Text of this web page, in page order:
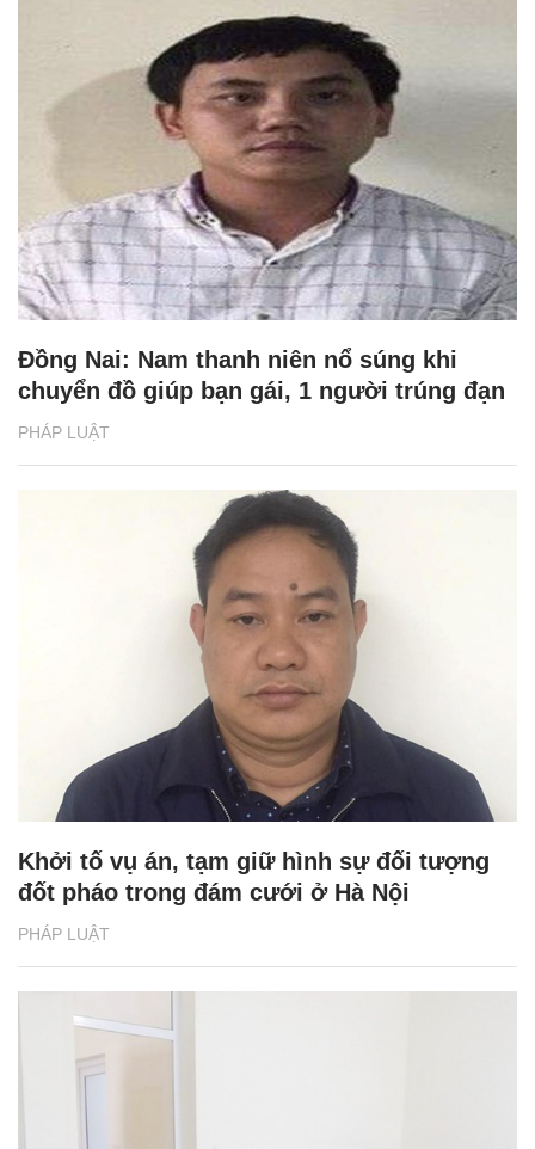
PHÁP LUẬT
Đồng Nai: Nam thanh niên nổ súng khi
chuyển đồ giúp bạn gái, 1 người trúng đạn
PHÁP LUẬT
Khởi tố vụ án, tạm giữ hình sự đối tượng
đốt pháo trong đám cưới ở Hà Nội